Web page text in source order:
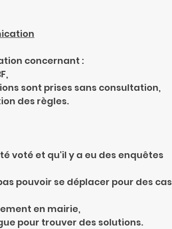
concernant :
sont prises sans consultation,
des règles.
été voté et qu'il y a eu des enquêtes
pas pouvoir se déplacer pour des cas
en mairie,
pour trouver des solutions.